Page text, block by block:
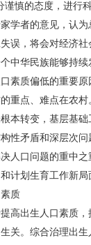
谨慎的态度，进行
者的意见，认为
误，将会对经济
中华民族能够持
素质偏低的重要原
点、难点在农村
本转变，基层基
性矛盾和深层次
人口问题的重中
计划生育工作新局
质
出生人口素质，
关。综合治理出